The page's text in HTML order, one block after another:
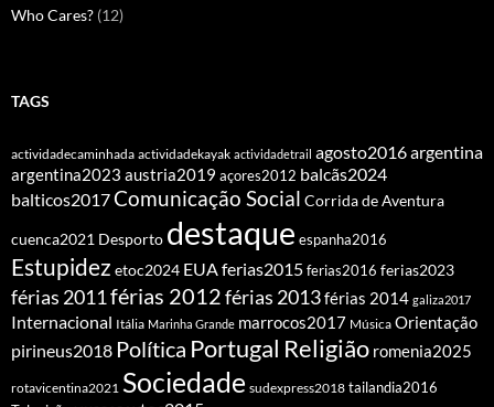
Who Cares? (12)
TAGS
actividadecaminhada actividadekayak actividadetrail agosto2016argentina
argentina2023 austria2019 açores2012 balcãs2024
balticos2017Comunicação Social Corrida de Aventura
cuenca2021 Desporto destaque espanha2016
Estupidez etoc2024 EUAferias2015ferias2016 ferias2023
férias 2011férias 2012férias 2013férias 2014 galiza2017
Internacional Itália Marinha Grande marrocos2017 Música Orientação
pirineus2018 Política Portugal Religião romenia2025
rotavicentina2021 Sociedade sudexpress2018 tailandia2016